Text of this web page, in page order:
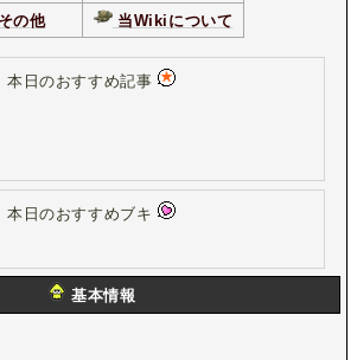
その他
当Wikiについて
本日のおすすめ記事
本日のおすすめブキ
基本情報